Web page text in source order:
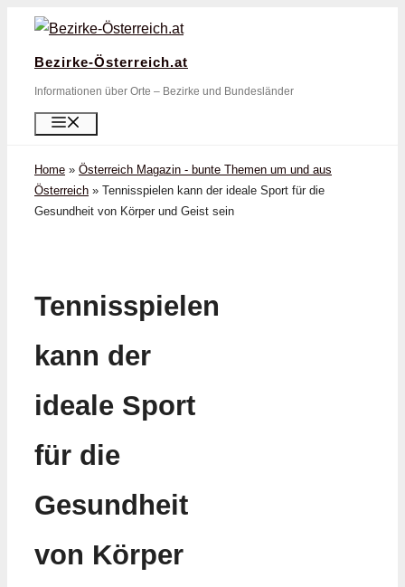
Zum
springen
Bezirke-Österreich.at
Informationen über Orte – Bezirke und Bundesländer
Home » Österreich Magazin - bunte Themen um und aus
Österreich » Tennisspielen kann der ideale Sport für die
Gesundheit von Körper und Geist sein
Tennisspielen
kann der
ideale Sport
für die
Gesundheit
von Körper